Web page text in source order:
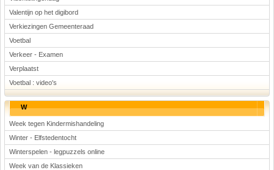
Valentijn op het digibord
Verkiezingen Gemeenteraad
Voetbal
Verkeer - Examen
Verplaatst
Voetbal : video's
W
Week tegen Kindermishandeling
Winter - Elfstedentocht
Winterspelen - legpuzzels online
Week van de Klassieken